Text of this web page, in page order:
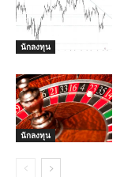
นักลงทุน
นักลงทุน